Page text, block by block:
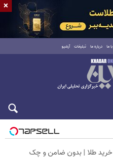
ما درباره ما تبلیغات آرشیو
×